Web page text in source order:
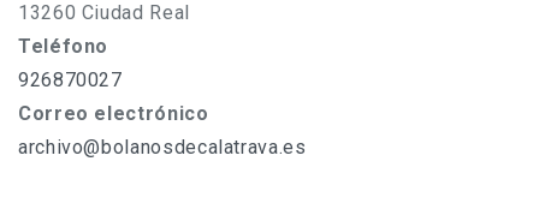
13260 Ciudad Real
Teléfono
926870027
Correo electrónico
archivo@bolanosdecalatrava.es